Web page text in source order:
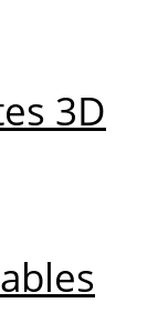
3D